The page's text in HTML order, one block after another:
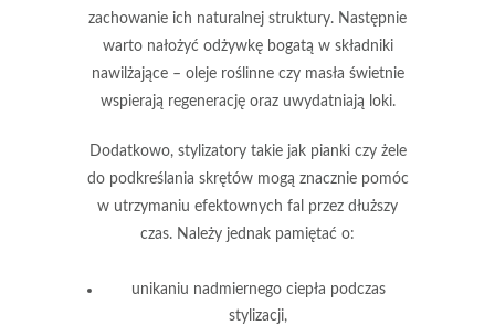
zachowanie ich naturalnej struktury. Następnie
warto nałożyć odżywkę bogatą w składniki
nawilżające– oleje roślinne czy masła świetnie
wspierają regenerację oraz uwydatniają loki.
Dodatkowo, stylizatory takie jak pianki czy żele
do podkreślania skrętów mogą znacznie pomóc
w utrzymaniu efektownych fal przez dłuższy
czas. Należy jednak pamiętać o:
unikaniu nadmiernego ciepła podczas
stylizacji,